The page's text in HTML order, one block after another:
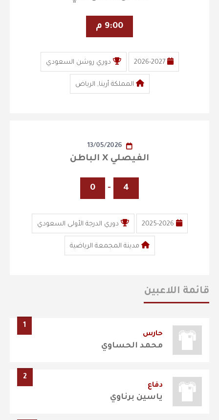
9:00 م
2026-2027 دوري روشن السعودي
المملكة أرينا, الرياض
13/05/2026
الفيصلي X الباطن
4
-
0
2025-2026 دوري الدرجة الأولى السعودي
مدينة المجمعة الرياضية
قائمة اللاعبين
1
حارس
محمد الحساوي
2
دفاع
ياسين برناوي